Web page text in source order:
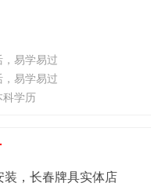
易学易过
易学易过
科学历
，长春牌具实体店